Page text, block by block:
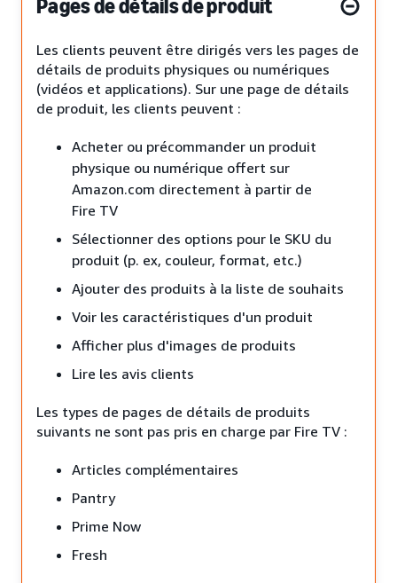
Pages de détails de produit
Les clients peuvent être dirigés vers les pages de
détails de produits physiques ou numériques
(vidéos et applications). Sur une page de détails
de produit, les clients peuvent :
Acheter ou précommander un produit
physique ou numérique offert sur
Amazon.com directement à partir de
Fire TV
Sélectionner des options pour le SKU du
produit (p. ex, couleur, format, etc.)
Ajouter des produits à la liste de souhaits
Voir les caractéristiques d'un produit
Afficher plus d'images de produits
Lire les avis clients
Les types de pages de détails de produits
suivants ne sont pas pris en charge par Fire TV :
Articles complémentaires
Pantry
Prime Now
Fresh